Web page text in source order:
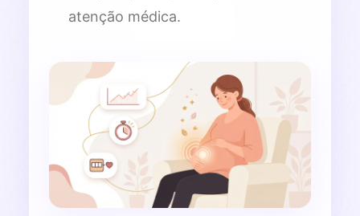
atenção médica.